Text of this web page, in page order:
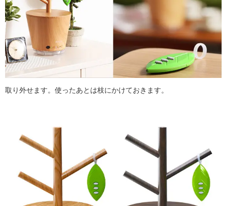
取り外せます。使ったあとは枝にかけておきます。